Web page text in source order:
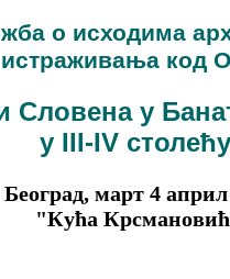
о исходима
истраживања код
Словена у
у III-IV
Београд, март 4
"Кућа